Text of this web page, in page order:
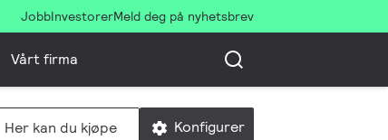
JobbInvestorerMeld deg på nyhetsbrev
Vårt firma
Her kan du kjøpe Konfigurer